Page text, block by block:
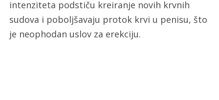
intenziteta podstiču kreiranje novih krvnih
sudova i poboljšavaju protok krvi u penisu, što
je neophodan uslov za erekciju.